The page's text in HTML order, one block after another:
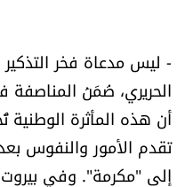
- ليس مدعاة فخر
الحريري، ضَمَنَ
أن هذه المأثرة
إلى "مكرمة". وفي بيروت